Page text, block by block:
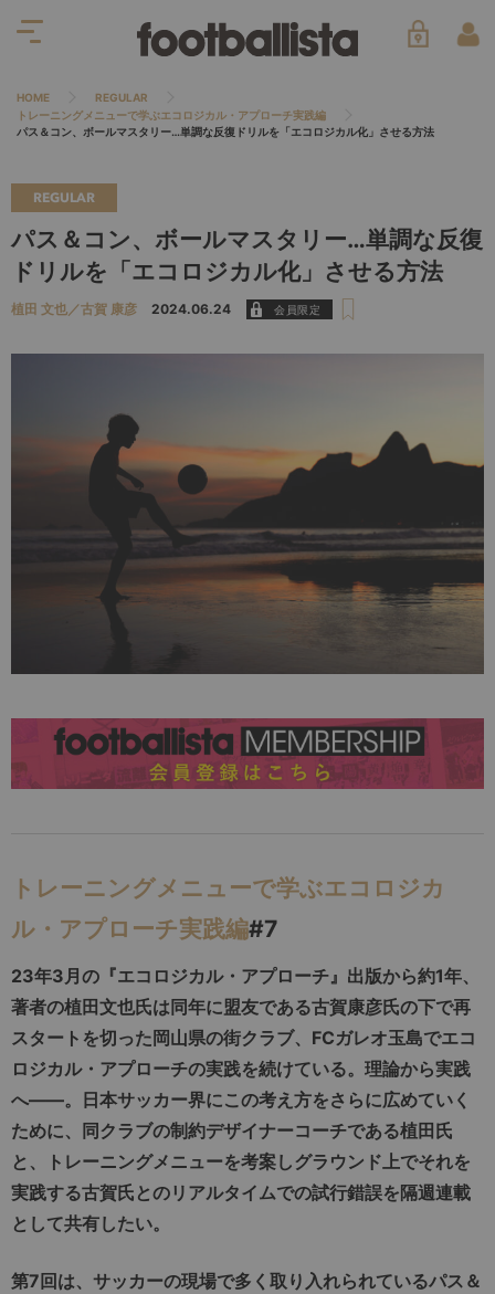
HOME
REGULAR
トレーニングメニューで学ぶエコロジカル・アプローチ実践編
パス＆コン、ボールマスタリー…単調な反復ドリルを「エコロジカル化」させる方法
REGULAR
パス＆コン、ボールマスタリー…単調な反復
ドリルを「エコロジカル化」させる方法
植田 文也／古賀 康彦 2024.06.24
トレーニングメニューで学ぶエコロジカ
ル・アプローチ実践編#7
23年3月の『エコロジカル・アプローチ』出版から約1年、
著者の植田文也氏は同年に盟友である古賀康彦氏の下で再
スタートを切った岡山県の街クラブ、FCガレオ玉島でエコ
ロジカル・アプローチの実践を続けている。理論から実践
へ――。日本サッカー界にこの考え方をさらに広めていく
ために、同クラブの制約デザイナーコーチである植田氏
と、トレーニングメニューを考案しグラウンド上でそれを
実践する古賀氏とのリアルタイムでの試行錯誤を隔週連載
として共有したい。
第7回は、サッカーの現場で多く取り入れられているパス＆